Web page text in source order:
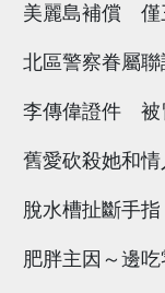
美麗島補償 僅
北區警察眷屬聯
李傳偉證件 被
舊愛砍殺她和情
脫水槽扯斷手
肥胖主因～邊